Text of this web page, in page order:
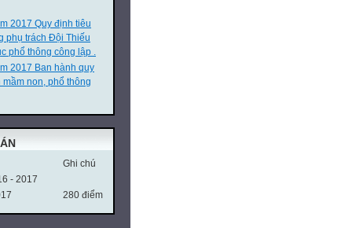
2017 Quy định tiêu
phụ trách Đội Thiếu
phổ thông công lập .
2017 Ban hành quy
non, phổ thông
Ghi chú
- 2017
280 điểm